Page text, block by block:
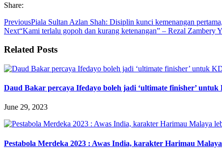
Share:
PreviousPiala Sultan Azlan Shah: Disiplin kunci kemenangan
Next“Kami terlalu gopoh dan kurang ketenangan” – Rezal Zambery
Related Posts
Daud Bakar percaya Ifedayo boleh jadi ‘ultimate finisher’ untuk
June 29, 2023
Pestabola Merdeka 2023 : Awas India, karakter Harimau